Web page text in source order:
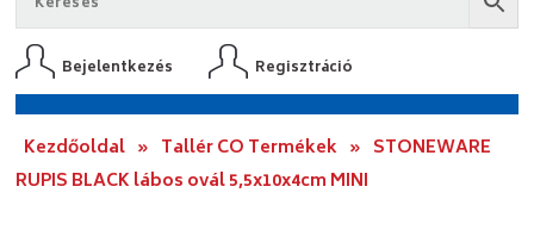
Bejelentkezés Regisztráció
Kezdőoldal » Tallér CO Termékek » STONEWARE
RUPIS BLACK lábos ovál 5,5x10x4cm MINI